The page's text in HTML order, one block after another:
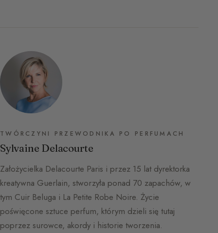
TWÓRCZYNI PRZEWODNIKA PO PERFUMACH
Sylvaine Delacourte
Założycielka Delacourte Paris i przez 15 lat dyrektorka
kreatywna Guerlain, stworzyła ponad 70 zapachów, w
tym Cuir Beluga i La Petite Robe Noire. Życie
poświęcone sztuce perfum, którym dzieli się tutaj
poprzez surowce, akordy i historie tworzenia.